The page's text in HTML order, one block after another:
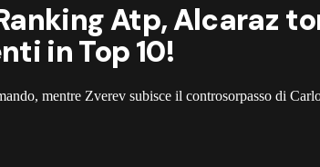
Atp, Alcaraz
in Top 10!
mentre Zverev subisce il controsorpasso di